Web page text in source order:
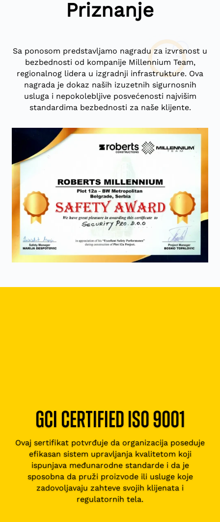
Priznanje
Sa ponosom predstavljamo nagradu za izvrsnost u
bezbednosti od kompanije Millennium Team,
regionalnog lidera u izgradnji infrastrukture. Ova
nagrada je dokaz naših izuzetnih sigurnosnih
usluga i nepokolebljive posvećenosti najvišim
standardima bezbednosti za naše klijente.
gci certified iso 9001
Ovaj sertifikat potvrđuje da organizacija poseduje
efikasan sistem upravljanja kvalitetom koji
ispunjava međunarodne standarde i da je
sposobna da pruži proizvode ili usluge koje
zadovoljavaju zahteve svojih klijenata i
regulatornih tela.